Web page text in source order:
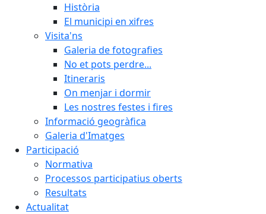
Història
El municipi en xifres
Visita'ns
Galeria de fotografies
No et pots perdre...
Itineraris
On menjar i dormir
Les nostres festes i fires
Informació geogràfica
Galeria d'Imatges
Participació
Normativa
Processos participatius oberts
Resultats
Actualitat